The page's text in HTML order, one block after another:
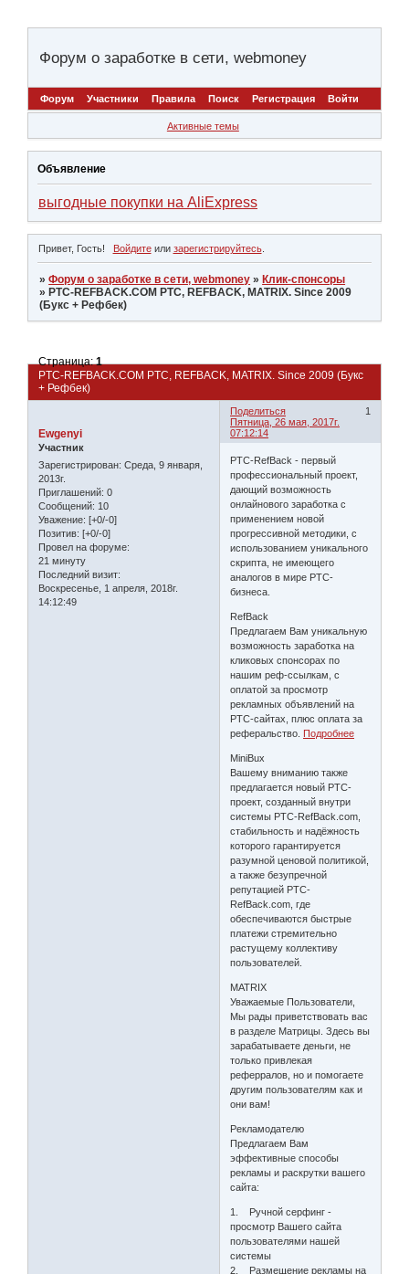
Форум о заработке в сети, webmoney
Форум Участники Правила Поиск Регистрация Войти
Активные темы
Объявление
выгодные покупки на AliExpress
Привет, Гость! Войдитеили зарегистрируйтесь.
»Форум о заработке в сети, webmoney » Клик-спонсоры
» PTC-REFBACK.COM PTC, REFBACK, MATRIX. Since 2009
(Букс + Рефбек)
PTC-REFBACK.COM PTC, REFBACK, MATRIX. Since 2009 (Букс
+ Рефбек)
Страница:1
Поделиться
1
Пятница, 26 мая, 2017г.
07:12:14
Ewgenyi
Участник
Зарегистрирован: Среда, 9 января,
2013г.
Приглашений: 0
Сообщений: 10
Уважение: [+0/-0]
Позитив: [+0/-0]
Провел на форуме:
21 минуту
Последний визит:
Воскресенье, 1 апреля, 2018г.
14:12:49
PTC-RefBack - первый
профессиональный проект,
дающий возможность
онлайнового заработка с
применением новой
прогрессивной методики, с
использованием уникального
скрипта, не имеющего
аналогов в мире РТС-
бизнеса.
RefBack
Предлагаем Вам уникальную
возможность заработка на
кликовых спонсорах по
нашим реф-ссылкам, с
оплатой за просмотр
рекламных объявлений на
РТС-сайтах, плюс оплата за
реферальство.Подробнее
MiniBux
Вашему вниманию также
предлагается новый РТС-
проект, созданный внутри
системы PTC-RefBack.com,
стабильность и надёжность
которого гарантируется
разумной ценовой политикой,
а также безупречной
репутацией PTC-
RefBack.com, где
обеспечиваются быстрые
платежи стремительно
растущему коллективу
пользователей.
MATRIX
Уважаемые Пользователи,
Мы рады приветствовать вас
в разделе Матрицы. Здесь вы
зарабатываете деньги, не
только привлекая
реферралов, но и помогаете
другим пользователям как и
они вам!
Рекламодателю
Предлагаем Вам
эффективные способы
рекламы и раскрутки вашего
сайта:
1. Ручной серфинг -
просмотр Вашего сайта
пользователями нашей
системы
2. Размещение рекламы на